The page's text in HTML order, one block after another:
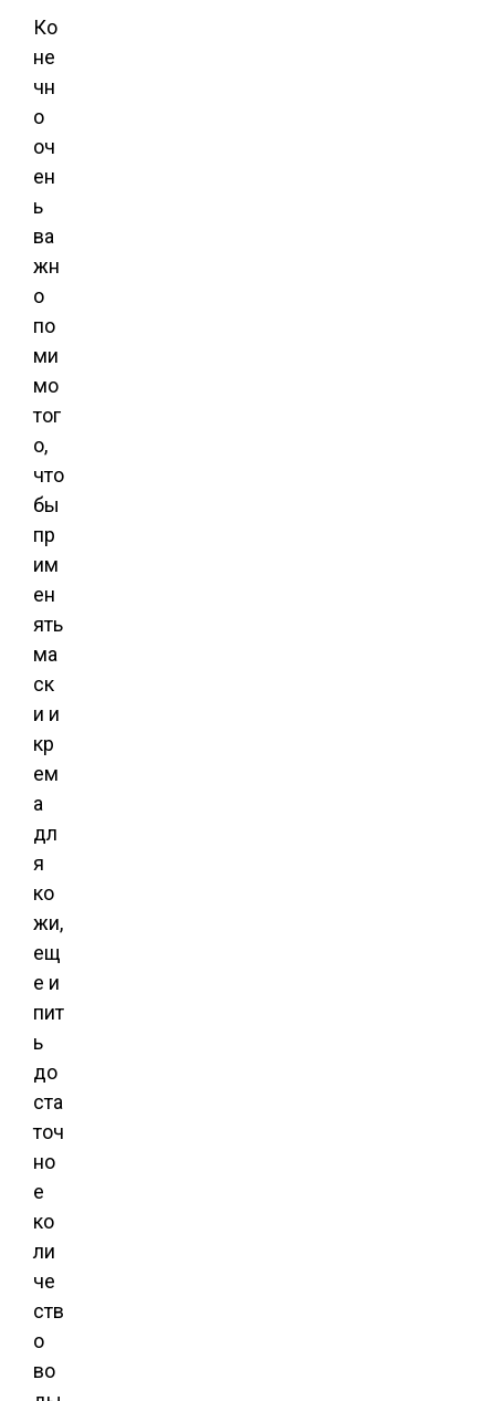
Ко
не
чн
о
оч
ен
ь
ва
жн
о
по
ми
мо
тог
о,
что
бы
пр
им
ен
ять
ма
ск
и и
кр
ем
а
дл
я
ко
жи,
ещ
е и
пит
ь
до
ста
точ
но
е
ко
ли
че
ств
о
во